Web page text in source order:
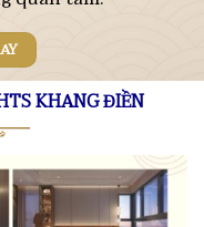
KHANG ĐIỀN